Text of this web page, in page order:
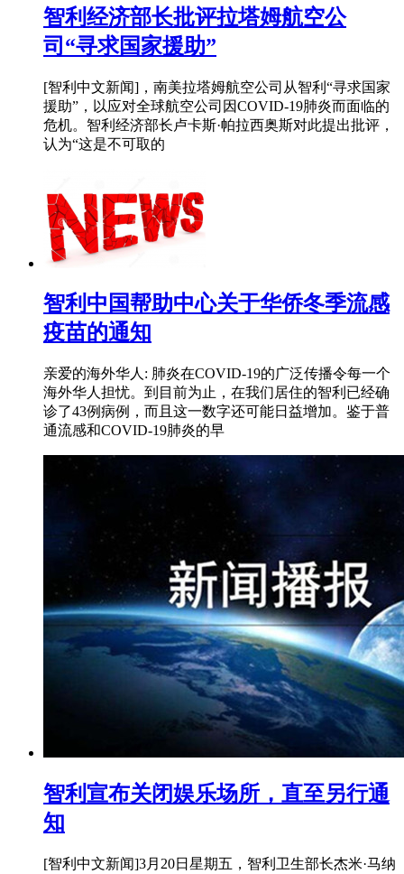
智利经济部长批评拉塔姆航空公
司“寻求国家援助”
[智利中文新闻]，南美拉塔姆航空公司从智利“寻求国家
援助”，以应对全球航空公司因COVID-19肺炎而面临的
危机。智利经济部长卢卡斯·帕拉西奥斯对此提出批评，
认为“这是不可取的
智利中国帮助中心关于华侨冬季流感
疫苗的通知
亲爱的海外华人: 肺炎在COVID-19的广泛传播令每一个
海外华人担忧。到目前为止，在我们居住的智利已经确
诊了43例病例，而且这一数字还可能日益增加。鉴于普
通流感和COVID-19肺炎的早
智利宣布关闭娱乐场所，直至另行通
知
[智利中文新闻]3月20日星期五，智利卫生部长杰米·马纳